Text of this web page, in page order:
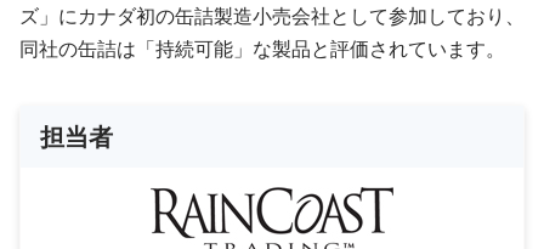
ズ」にカナダ初の缶詰製造小売会社として参加しており、
同社の缶詰は「持続可能」な製品と評価されています。
担当者